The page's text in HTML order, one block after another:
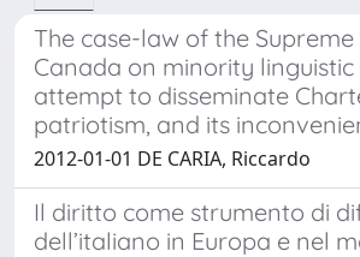
The case-law of the
Canada on minority linguistic
attempt to disseminate
patriotism, and its
2012-01-01 DE CARIA, Riccardo
Il diritto come strumento di
dell’italiano in Europa e nel